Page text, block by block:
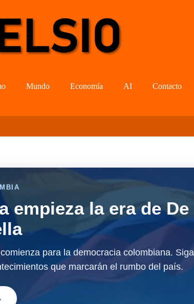
Mundo Economía AI Contacto
empieza la era de De
para la democracia colombiana. Siga
que marcarán el rumbo del país.